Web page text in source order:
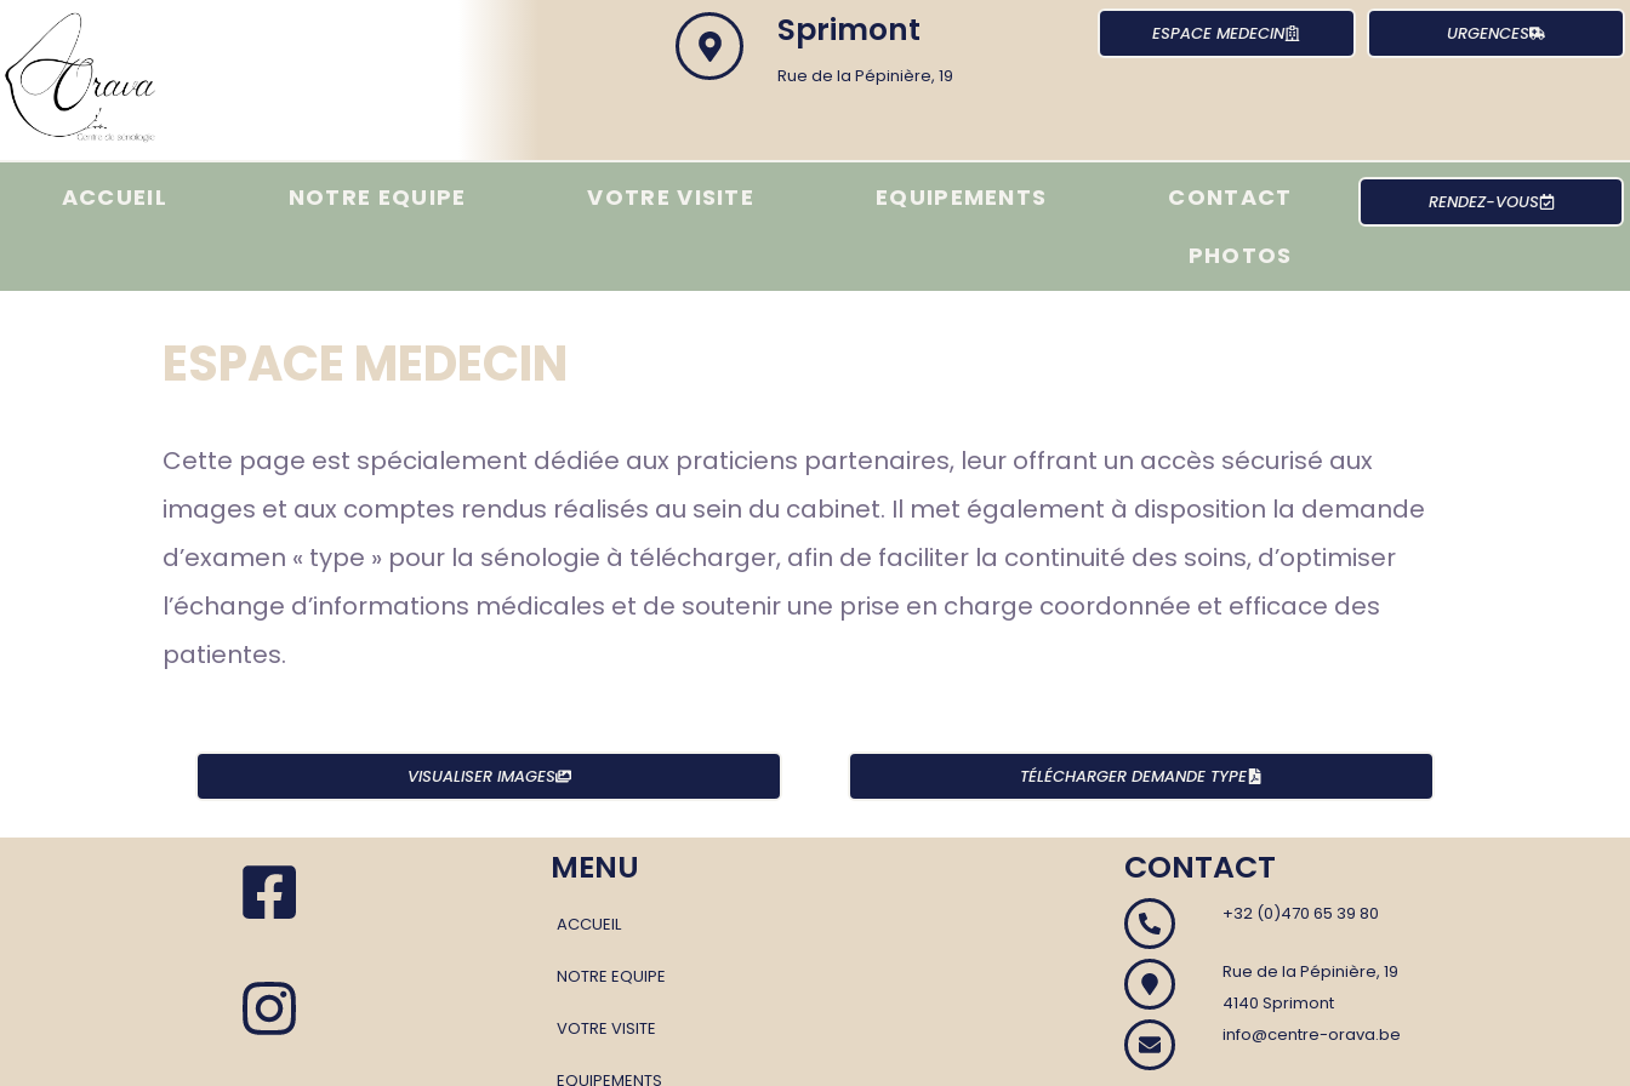
Sprimont
Rue de la Pépinière, 19
ESPACE MEDECIN URGENCES
ACCUEIL NOTRE EQUIPE VOTRE VISITE EQUIPEMENTS
CONTACT
PHOTOS
RENDEZ-VOUS
ESPACE MEDECIN
Cette page est spécialement dédiée aux praticiens partenaires, leur offrant un accès sécurisé aux
images et aux comptes rendus réalisés au sein du cabinet. Il met également à disposition la demande
d’examen « type » pour la sénologie à télécharger, afin de faciliter la continuité des soins, d’optimiser
l’échange d’informations médicales et de soutenir une prise en charge coordonnée et efficace des
patientes.
VISUALISER IMAGES TÉLÉCHARGER DEMANDE TYPE
MENU
ACCUEIL
NOTRE EQUIPE
VOTRE VISITE
EQUIPEMENTS
CONTACT
+32 (0)470 65 39 80
Rue de la Pépinière, 19
4140 Sprimont
info@centre-orava.be